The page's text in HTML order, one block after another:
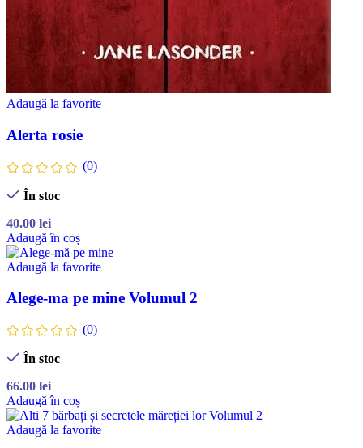
Adaugă la favorite
Alerta rosie
(0)
În stoc
40.00 lei
Adaugă în coș
Adaugă la favorite
Alege-ma pe mine Volumul 2
(0)
În stoc
66.00 lei
Adaugă în coș
Adaugă la favorite